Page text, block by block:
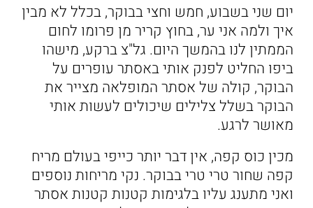
יום שני בשבוע, חמש וחצי בבוקר, בכלל לא מבין
איך ולמה אני ער, בחוץ קריר מן פרומו לחום
הממתין לנו בהמשך היום. גל"צ ברקע, מישהו
ביפו החליט לפנק אותי באסתר עופרים על
הבוקר, קולה של אסתר המופלאה מצייר את
הבוקר בשלל צלילים שיכולים לעשות אותי
מאושר לרגע.
מכין כוס קפה, אין דבר יותר כייפי בעולם מריח
קפה שחור טרי טרי בבוקר. נקי מריחות נוספים
ואני מתענג עליו בלגימות קטנות קטנות אסתר
ירושלים
תל אביב